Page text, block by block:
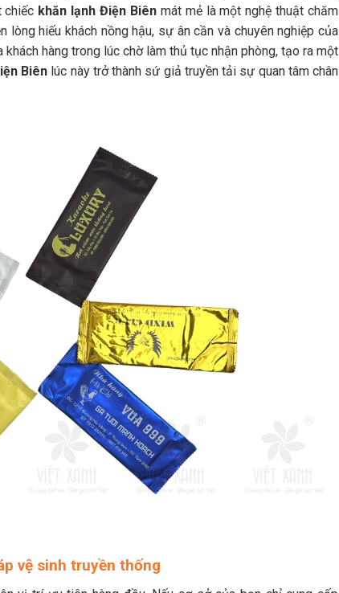
chiếc khăn lạnh Điện Biênmát mẻ là một nghệ thuật chăm
lòng hiếu khách nồng hậu, sự ân cần và chuyên nghiệp của
hàng trong lúc chờ làm thủ tục nhận phòng, tạo ra một
Biên lúc này trở thành sứ giả truyền tải sự quan tâm chân
vệ sinh truyền thống